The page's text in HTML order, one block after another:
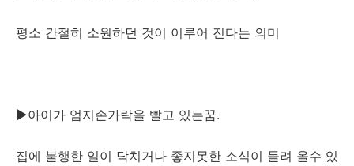
평소 간절히 소원하던 것이 이루어 진다는 의미
▶아이가 엄지손가락을 빨고 있는꿈.
집에 불행한 일이 닥치거나 좋지못한 소식이 들려 올수 있